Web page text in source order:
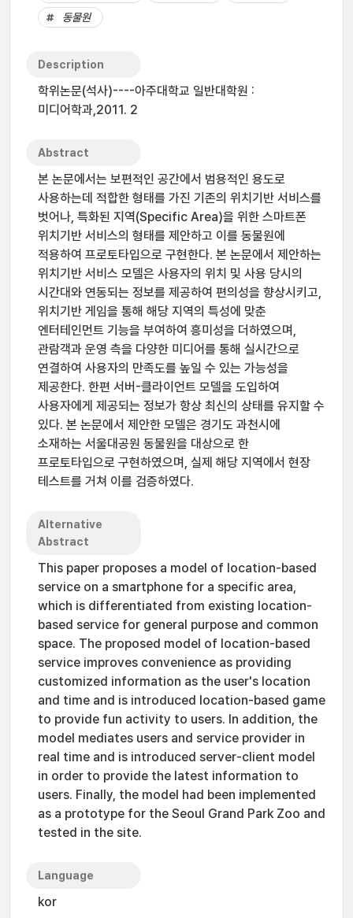
동물원
Description
학위논문(석사)----아주대학교 일반대학원 :
미디어학과,2011. 2
Abstract
본 논문에서는 보편적인 공간에서 범용적인 용도로
사용하는데 적합한 형태를 가진 기존의 위치기반 서비스를
벗어나, 특화된 지역(Specific Area)을 위한 스마트폰
위치기반 서비스의 형태를 제안하고 이를 동물원에
적용하여 프로토타입으로 구현한다. 본 논문에서 제안하는
위치기반 서비스 모델은 사용자의 위치 및 사용 당시의
시간대와 연동되는 정보를 제공하여 편의성을 향상시키고,
위치기반 게임을 통해 해당 지역의 특성에 맞춘
엔터테인먼트 기능을 부여하여 흥미성을 더하였으며,
관람객과 운영 측을 다양한 미디어를 통해 실시간으로
연결하여 사용자의 만족도를 높일 수 있는 가능성을
제공한다. 한편 서버-클라이언트 모델을 도입하여
사용자에게 제공되는 정보가 항상 최신의 상태를 유지할 수
있다. 본 논문에서 제안한 모델은 경기도 과천시에
소재하는 서울대공원 동물원을 대상으로 한
프로토타입으로 구현하였으며, 실제 해당 지역에서 현장
테스트를 거쳐 이를 검증하였다.
Alternative
Abstract
This paper proposes a model of location-based
service on a smartphone for a specific area,
which is differentiated from existing location-
based service for general purpose and common
space. The proposed model of location-based
service improves convenience as providing
customized information as the user's location
and time and is introduced location-based game
to provide fun activity to users. In addition, the
model mediates users and service provider in
real time and is introduced server-client model
in order to provide the latest information to
users. Finally, the model had been implemented
as a prototype for the Seoul Grand Park Zoo and
tested in the site.
Language
kor